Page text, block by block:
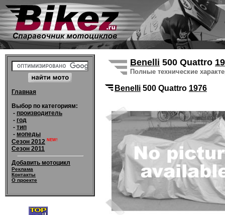
Главная
Выбор по категориям:
- производитель
- год
- тип
- мопеды
Сезон 2012 NEW!
Сезон 2011
Добавить мотоцикл
Реклама
Контакты
О проекте
Benelli 500 Quattro
Полные технические
Benelli 500 Quattro 1976